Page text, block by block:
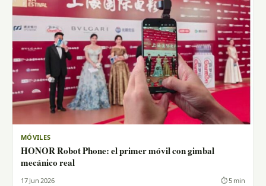
MÓVILES
HONOR Robot Phone: el primer móvil con gimbal
mecánico real
17 Jun 2026 ⏱ 5 min